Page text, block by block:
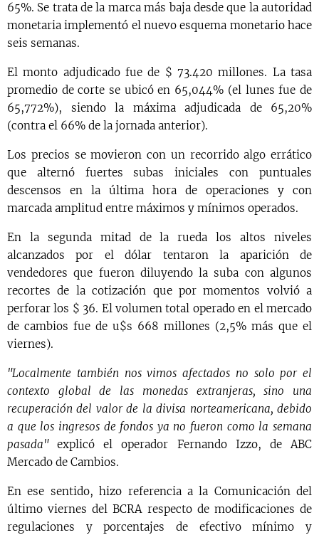
65%. Se trata de la marca más baja desde que la autoridad
monetaria implementó el nuevo esquema monetario hace
seis semanas.
El monto adjudicado fue de $ 73.420 millones. La tasa
promedio de corte se ubicó en 65,044% (el lunes fue de
65,772%), siendo la máxima adjudicada de 65,20%
(contra el 66% de la jornada anterior).
Los precios se movieron con un recorrido algo errático
que alternó fuertes subas iniciales con puntuales
descensos en la última hora de operaciones y con
marcada amplitud entre máximos y mínimos operados.
En la segunda mitad de la rueda los altos niveles
alcanzados por el dólar tentaron la aparición de
vendedores que fueron diluyendo la suba con algunos
recortes de la cotización que por momentos volvió a
perforar los $ 36. El volumen total operado en el mercado
de cambios fue de u$s 668 millones (2,5% más que el
viernes).
"Localmente también nos vimos afectados no solo por el
contexto global de las monedas extranjeras, sino una
recuperación del valor de la divisa norteamericana, debido
a que los ingresos de fondos ya no fueron como la semana
pasada"explicó el operador Fernando Izzo, de ABC
Mercado de Cambios.
En ese sentido, hizo referencia a la Comunicación del
último viernes del BCRA respecto de modificaciones de
regulaciones y porcentajes de efectivo mínimo y